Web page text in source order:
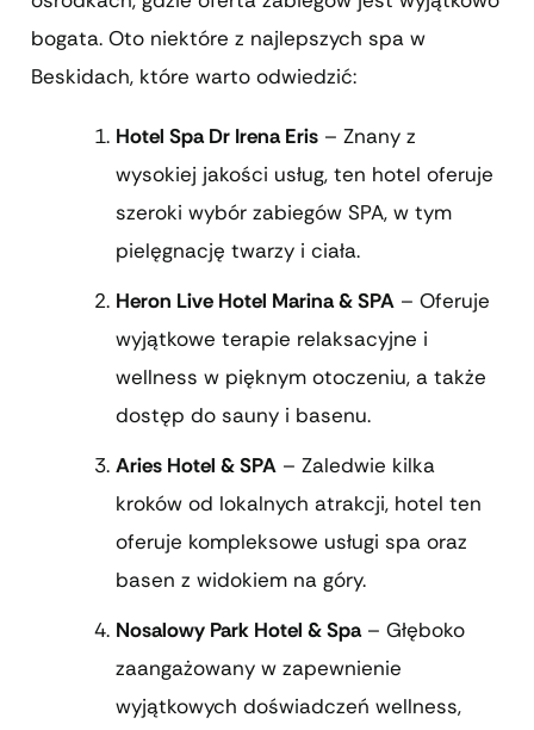
bogata. Oto niektóre z najlepszych spa w
Beskidach, które warto odwiedzić:
Hotel Spa Dr Irena Eris – Znany z
wysokiej jakości usług, ten hotel oferuje
szeroki wybór zabiegów SPA, w tym
pielęgnację twarzy i ciała.
Heron Live Hotel Marina & SPA – Oferuje
wyjątkowe terapie relaksacyjne i
wellness w pięknym otoczeniu, a także
dostęp do sauny i basenu.
Aries Hotel & SPA – Zaledwie kilka
kroków od lokalnych atrakcji, hotel ten
oferuje kompleksowe usługi spa oraz
basen z widokiem na góry.
Nosalowy Park Hotel & Spa– Głęboko
zaangażowany w zapewnienie
wyjątkowych doświadczeń wellness,